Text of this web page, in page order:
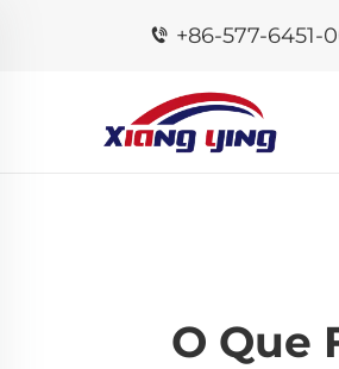
+86-577-6451-
O Que